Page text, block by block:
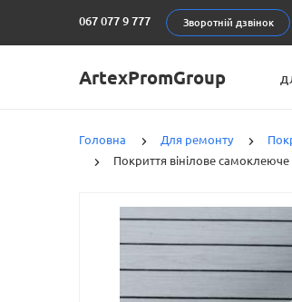
067 077 9 777 Зворотній дзвінок
ArtexPromGroup
Головна Для ремонту
Покриття вінілове